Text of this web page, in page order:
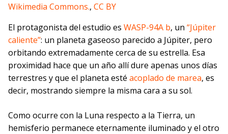
Wikimedia Commons., CC BY
El protagonista del estudio es WASP-94A b, un “Júpiter
caliente”: un planeta gaseoso parecido a Júpiter, pero
orbitando extremadamente cerca de su estrella. Esa
proximidad hace que un año allí dure apenas unos días
terrestres y que el planeta esté acoplado de marea, es
decir, mostrando siempre la misma cara a su sol.
Como ocurre con la Luna respecto a la Tierra, un
hemisferio permanece eternamente iluminado y el otro